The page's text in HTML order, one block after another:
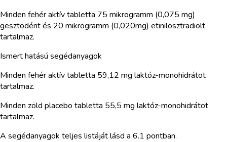
Minden fehér aktív tabletta 75 mikrogramm (0,075 mg)
gesztodént és 20 mikrogramm (0,020mg) etinilösztradiolt
tartalmaz.
Ismert hatású segédanyagok
Minden fehér aktív tabletta 59,12 mg laktóz-monohidrátot
tartalmaz.
Minden zöld placebo tabletta 55,5 mg laktóz-monohidrátot
tartalmaz.
A segédanyagok teljes listáját lásd a 6.1 pontban.